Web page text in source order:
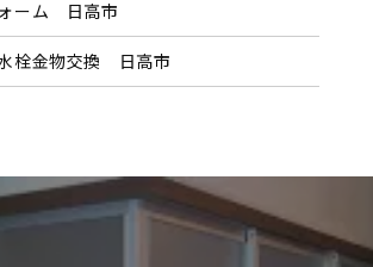
ーム 日高市
栓金物交換 日高市